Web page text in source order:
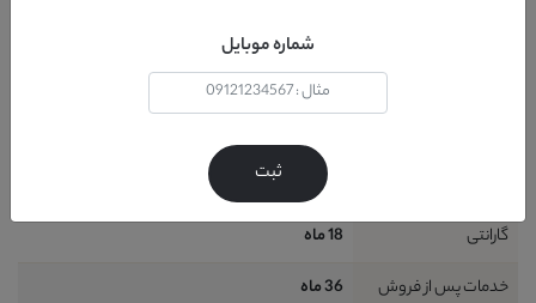
استيل
1 قطعه : 1 عدد ميز کنار مبل
دستمال مرطوب + آب و کف ( حتي شامپو فرش )
گارانتی
18 ماه
خدمات پس از فروش
36 ماه
شماره موبایل
ثبت